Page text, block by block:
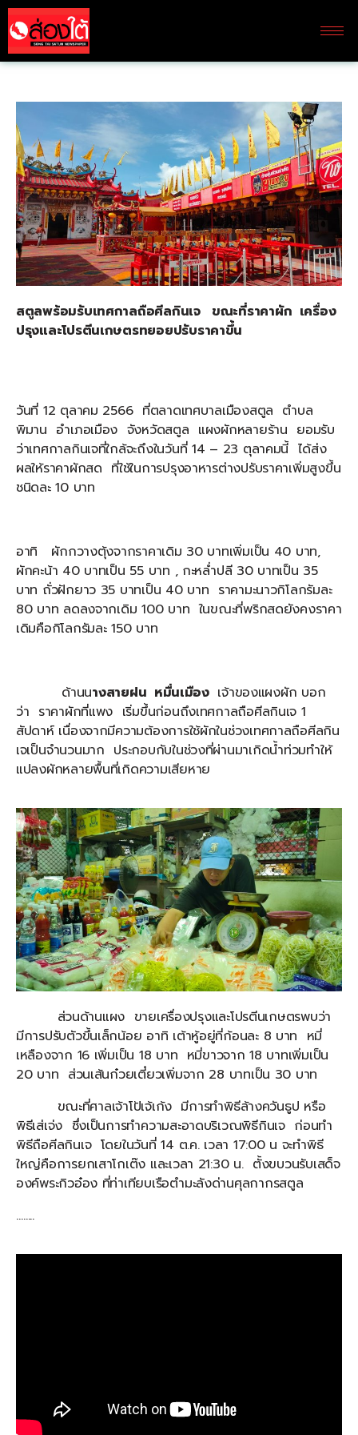
สตูลพร้อมรับเทศกาลถือศีลกินเจ ขณะที่ราคาผัก เครื่อง
ปรุงและโปรตีนเกษตรทยอยปรับราคาขึ้น
วันที่ 12 ตุลาคม 2566 ที่ตลาดเทศบาลเมืองสตูล ตำบล
พิมาน อำเภอเมือง จังหวัดสตูล แผงผักหลายร้าน ยอมรับ
ว่าเทศกาลกินเจที่ใกล้จะถึงในวันที่ 14 – 23 ตุลาคมนี้ ได้ส่ง
ผลให้ราคาผักสด ที่ใช้ในการปรุงอาหารต่างปรับราคาเพิ่มสูงขึ้น
ชนิดละ 10 บาท
อาทิ ผักกวางตุ้งจากราคาเดิม 30 บาทเพิ่มเป็น 40 บาท,
ผักคะน้า 40 บาทเป็น 55 บาท , กะหล่ำปลี 30 บาทเป็น 35
บาท ถั่วฝักยาว 35 บาทเป็น 40 บาท ราคามะนาวกิโลกรัมละ
80 บาท ลดลงจากเดิม 100 บาท ในขณะที่พริกสดยังคงราคา
เดิมคือกิโลกรัมละ 150 บาท
ด้านนางสายฝน หมื่นเมือง เจ้าของแผงผัก บอก
ว่า ราคาผักที่แพง เริ่มขึ้นก่อนถึงเทศกาลถือศีลกินเจ 1
สัปดาห์ เนื่องจากมีความต้องการใช้ผักในช่วงเทศกาลถือศีลกิน
เจเป็นจำนวนมาก ประกอบกับในช่วงที่ผ่านมาเกิดน้ำท่วมทำให้
แปลงผักหลายพื้นที่เกิดความเสียหาย
ส่วนด้านแผง ขายเครื่องปรุงและโปรตีนเกษตรพบว่า
มีการปรับตัวขึ้นเล็กน้อย อาทิ เต้าหู้อยู่ที่ก้อนละ 8 บาท หมี่
เหลืองจาก 16 เพิ่มเป็น 18 บาท หมี่ขาวจาก 18 บาทเพิ่มเป็น
20 บาท ส่วนเส้นก๋วยเตี๋ยวเพิ่มจาก 28 บาทเป็น 30 บาท
ขณะที่ศาลเจ้าโป้เจ้เก้ง มีการทำพิธีล้างควันธูป หรือ
พิธีเส่เจ่ง ซึ่งเป็นการทำความสะอาดบริเวณพิธีกินเจ ก่อนทำ
พิธีถือศีลกินเจ โดยในวันที่ 14 ต.ค. เวลา 17:00 น จะทำพิธี
ใหญ่คือการยกเสาโกเต๊ง และเวลา 21:30 น. ตั้งขบวนรับเสด็จ
องค์พระกิวอ๋อง ที่ท่าเทียบเรือตำมะลังด่านศุลกากรสตูล
……..